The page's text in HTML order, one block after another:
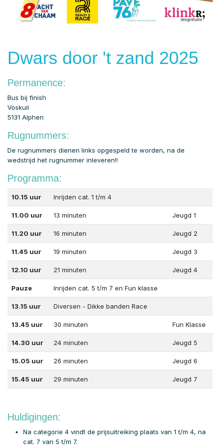
Dwars door 't zand 2025
Permanence:
Bus bij finish
Voskuil
5131 Alphen
Rugnummers:
De rugnummers dienen links opgespeld te worden, na de
wedstrijd het rugnummer inleveren!!
Programma:
10.15 uur Inrijden cat. 1 t/m 4
11.00 uur 13 minuten Jeugd 1
11.20 uur 16 minuten Jeugd 2
11.45 uur 19 minuten Jeugd 3
12.10 uur 21 minuten Jeugd 4
Pauze Inrijden cat. 5 t/m 7 en Fun klasse
13.15 uur Diversen - Dikke banden Race
13.45 uur 30 minuten Fun Klasse
14.30 uur 24 minuten Jeugd 5
15.05 uur 26 minuten Jeugd 6
15.45 uur 29 minuten Jeugd 7
Huldigingen:
Na categorie 4 vindt de prijsuitreiking plaats van 1 t/m 4, na
cat. 7 van 5 t/m 7.